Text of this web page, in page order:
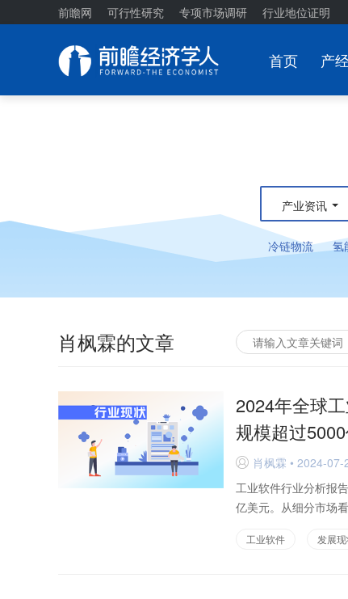
前瞻网 可行性研究 专项市场调研 行业地位证明
首页 产
产业资讯
冷链物流 氢
肖枫霖的文章
2024年全球
规模超过5000
D 肖枫霖 • 2024-
工业软件行业分析报
亿美元。从细分市场
工业软件 发展